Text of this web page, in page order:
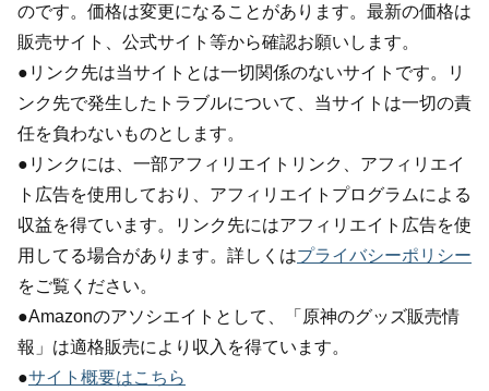
のです。価格は変更になることがあります。最新の価格は
販売サイト、公式サイト等から確認お願いします。
●リンク先は当サイトとは一切関係のないサイトです。リ
ンク先で発生したトラブルについて、当サイトは一切の責
任を負わないものとします。
●リンクには、一部アフィリエイトリンク、アフィリエイ
ト広告を使用しており、アフィリエイトプログラムによる
収益を得ています。リンク先にはアフィリエイト広告を使
用してる場合があります。詳しくはプライバシーポリシー
をご覧ください。
●Amazonのアソシエイトとして、「原神のグッズ販売情
報」は適格販売により収入を得ています。
●サイト概要はこちら